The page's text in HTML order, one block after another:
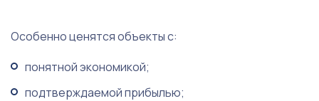
Особенно ценятся объекты с:
понятной экономикой;
подтверждаемой прибылью;